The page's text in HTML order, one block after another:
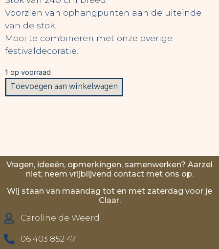
Voorzien van ophangpunten aan de uiteinde
van de stok.
Mooi te combineren met onze overige
festivaldecoratie.
1 op voorraad
Toevoegen aan winkelwagen
Vragen, ideeën, opmerkingen, samenwerken? Aarzel
niet; neem vrijblijvend contact met ons op.
Wij staan van maandag tot en met zaterdag voor je
Claar.
Caroline de Weerd
06 403 852 47